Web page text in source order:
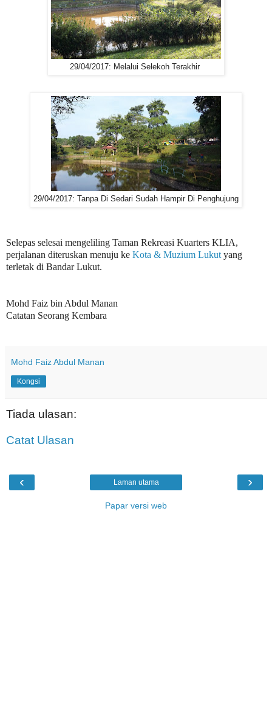
29/04/2017: Melalui Selekoh Terakhir
29/04/2017: Tanpa Di Sedari Sudah Hampir Di Penghujung
Selepas selesai mengeliling Taman Rekreasi Kuarters KLIA,
perjalanan diteruskan menuju ke Kota & Muzium Lukut yang
terletak di Bandar Lukut.
Mohd Faiz bin Abdul Manan
Catatan Seorang Kembara
Mohd Faiz Abdul Manan
Kongsi
Tiada ulasan:
Catat Ulasan
‹ ›
Laman utama
Papar versi web